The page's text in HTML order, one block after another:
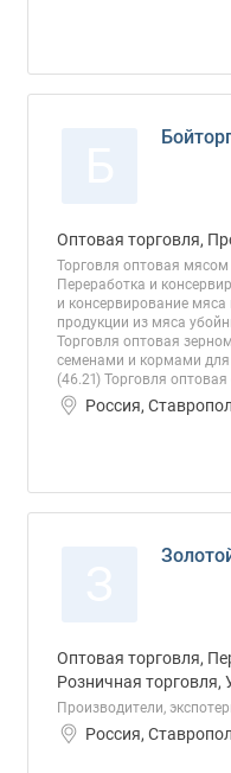
Оптовая торговля,
Торговля оптовая
Переработка и
и консервирование
продукции из мяса
Торговля оптовая
семенами и кормами для
(46.21) Торговля
Россия,
Оптовая торговля,
Розничная торговля,
Производители,
Россия,